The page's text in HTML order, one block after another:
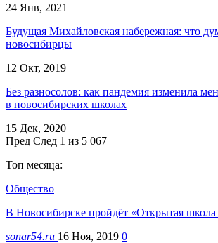
24 Янв, 2021
Будущая Михайловская набережная: что
новосибирцы
12 Окт, 2019
Без разносолов: как пандемия изменила
в новосибирских школах
15 Дек, 2020
Пред След 1 из 5 067
Топ месяца:
Общество
В Новосибирске пройдёт «Открытая школа
sonar54.ru 16 Ноя, 2019 0